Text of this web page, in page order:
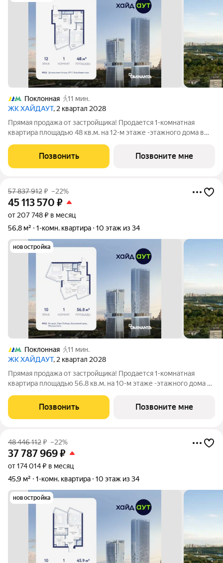
Поклонная
11 мин.
ЖК ХАЙДАУТ, 2 квартал 2028
Прямая продажа от застройщика! Продается 1-комнатная
квартира площадью 48 кв.м. на 12-м этаже -этажного дома в
Победы, Долина реки Сетунь, МГУ, Москва-Сити, Воробьевы
горы. Высота потолков 3,25 м.
Позвонить Позвоните мне
57 837 912₽ –22%
45 113 570 ₽
от 207 748 ₽ в месяц
56,8 м²
1-комн. квартира 10 этаж из 34
новостройка
Поклонная
11 мин.
ЖК ХАЙДАУТ, 2 квартал 2028
Прямая продажа от застройщика! Продается 1-комнатная
квартира площадью 56.8 кв.м. на 10-м этаже -этажного дома в
Победы, Долина реки Сетунь, МГУ, Москва-Сити, Воробьевы
горы. Высота потолков 3,25 м.
Позвонить Позвоните мне
48 446 112₽ –22%
37 787 969₽
от 174 014 ₽ в месяц
45,9 м²
1-комн. квартира 10 этаж из 34
новостройка